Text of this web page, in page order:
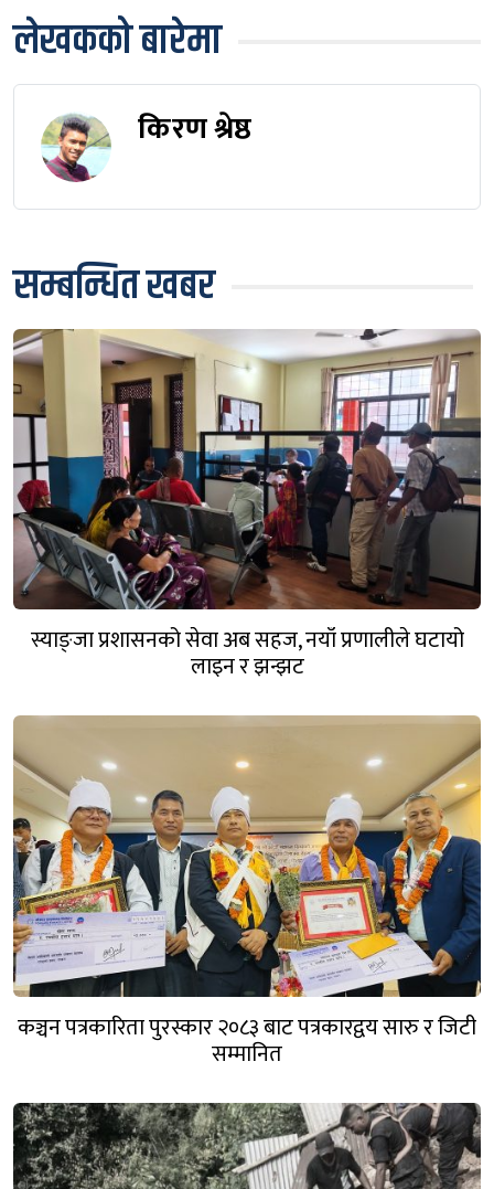
लेखकको बारेमा
किरण श्रेष्ठ
सम्बन्धित खबर
स्याङ्जा प्रशासनको सेवा अब सहज, नयाँ प्रणालीले घटायो
लाइन र झन्झट
कञ्चन पत्रकारिता पुरस्कार २०८३ बाट पत्रकारद्वय सारु र जिटी
सम्मानित